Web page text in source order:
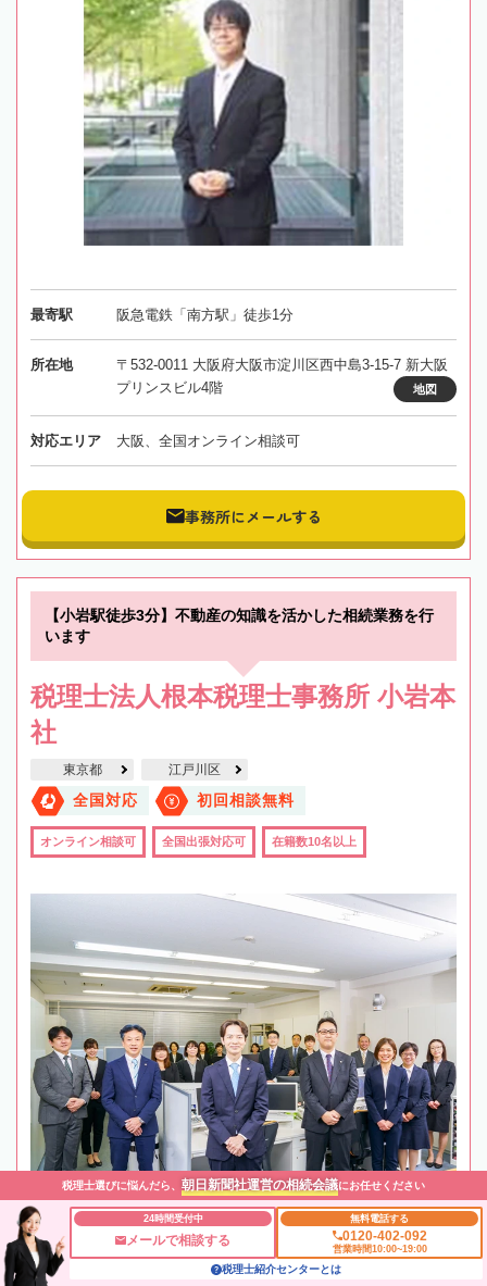
最寄駅 阪急電鉄「南方駅」徒歩1分
所在地
〒532-0011 大阪府大阪市淀川区西中島3-15-7 新大阪
プリンスビル4階
地図
対応エリア 大阪、全国オンライン相談可
事務所にメールする
【小岩駅徒歩3分】不動産の知識を活かした相続業務を行
います
税理士法人根本税理士事務所 小岩本
社
東京都 江戸川区
全国対応 初回相談無料
オンライン相談可 全国出張対応可 在籍数10名以上
最寄駅 JR「小岩駅」徒歩3分
税理士選びに悩んだら、 朝日新聞社運営の相続会議にお任せください
24時間受付中
メールで相談する
無料電話する
0120-402-092
営業時間10:00~19:00
税理士紹介センターとは